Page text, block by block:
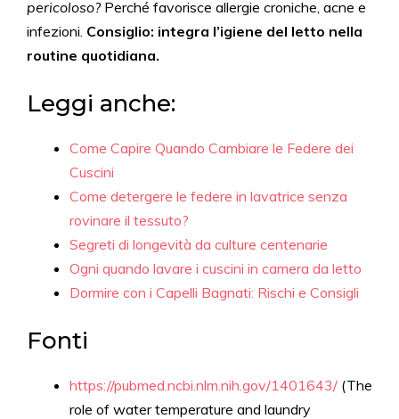
pericoloso?Perché favorisce allergie croniche, acne e
infezioni. Consiglio: integra l’igiene del letto nella
routine quotidiana.
Leggi anche:
Come Capire Quando Cambiare le Federe dei
Cuscini
Come detergere le federe in lavatrice senza
rovinare il tessuto?
Segreti di longevità da culture centenarie
Ogni quando lavare i cuscini in camera da letto
Dormire con i Capelli Bagnati: Rischi e Consigli
Fonti
https://pubmed.ncbi.nlm.nih.gov/1401643/ (The
role of water temperature and laundry